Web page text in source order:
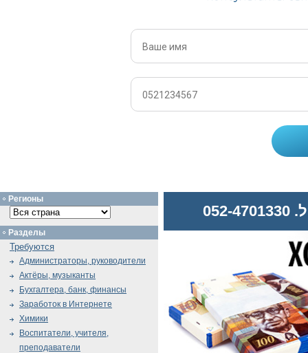
Регионы
Разделы
Требуются
Администраторы, руководители
Актёры, музыканты
Бухгалтера, банк, финансы
Заработок в Интернете
Химики
Воспитатели, учителя,
преподаватели